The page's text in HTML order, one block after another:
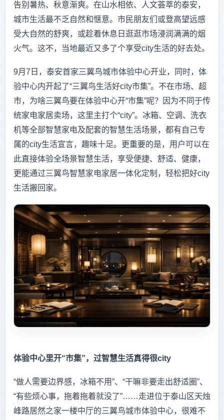
告别暑热、秋意渐爽。在山水相依、人文荟萃的泰安，
城市生活最不乏自然和惬意。市民朋友们或登高望远感
受大自然的舒爽，或趁着休息日逛逛市场浸润满满的烟
火气。这不，当地最近又多了个享受city生活的好去处。
9月7日，泰安首家三翼鸟城市体验中心开业，同时，体
验中心内开起了“三翼鸟生活好city市集”。不在市场、超
市，为啥三翼鸟要在体验中心开“市集”呢？因为不同于传
统家电家居卖场，这里主打个“city”。冰箱、空调、洗衣
机等全部智慧家电及配套的智慧生活场景，都有自己专
属的city生活宣言，趣味十足。更重要的是，用户可以在
此直接体验全场景智慧生活，享受便捷、舒适、健康，
更能通过三翼鸟智慧家电家居一体化定制，轻松把好city
生活搬回家。
体验中心里开“市集”，过智慧生活真得很city
“做人需要边界感，冰箱不用”、“干嘛非要走出舒适圈”、
“有些烦心事，拖着拖着就没了”……走进位于泰山区天烛
峰路居然之家一楼中厅的三翼鸟城市体验中心，很难不